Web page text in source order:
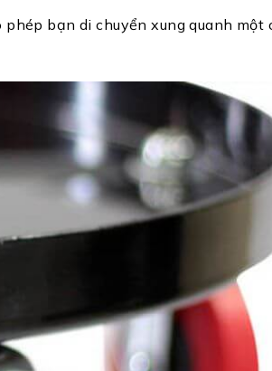
bạn di chuyển xung quanh một